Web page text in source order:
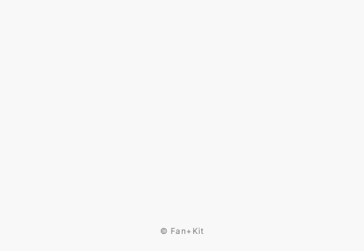
© Fan+Kit